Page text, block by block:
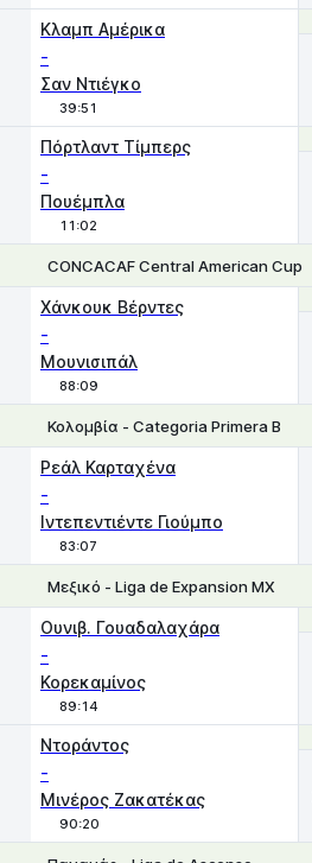
Κλαμπ Αμέρικα
-
Σαν Ντιέγκο
39:51
Πόρτλαντ Τίμπερς
-
Πουέμπλα
11:02
CONCACAF Central American Cup
Χάνκουκ Βέρντες
-
Μουνισιπάλ
88:09
Κολομβία - Categoria Primera B
Ρεάλ Καρταχένα
-
Ιντεπεντιέντε Γιούμπο
83:07
Μεξικό - Liga de Expansion MX
Ουνιβ. Γουαδαλαχάρα
-
Κορεκαμίνος
89:14
Ντοράντος
-
Μινέρος Ζακατέκας
90:20